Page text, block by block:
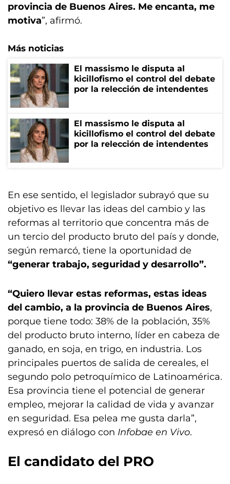
provincia de Buenos Aires. Me encanta, me
motiva”, afirmó.
Más noticias
El massismo le disputa al
kicillofismo el control del debate
por la relección de intendentes
El massismo le disputa al
kicillofismo el control del debate
por la relección de intendentes
En ese sentido, el legislador subrayó que su
objetivo es llevar las ideas del cambio y las
reformas al territorio que concentra más de
un tercio del producto bruto del país y donde,
según remarcó, tiene la oportunidad de
“generar trabajo, seguridad y desarrollo”.
“Quiero llevar estas reformas, estas ideas
del cambio, a la provincia de Buenos Aires,
porque tiene todo: 38% de la población, 35%
del producto bruto interno, líder en cabeza de
ganado, en soja, en trigo, en industria. Los
principales puertos de salida de cereales, el
segundo polo petroquímico de Latinoamérica.
Esa provincia tiene el potencial de generar
empleo, mejorar la calidad de vida y avanzar
en seguridad. Esa pelea me gusta darla”,
expresó en diálogo con Infobae en Vivo.
El candidato del PRO